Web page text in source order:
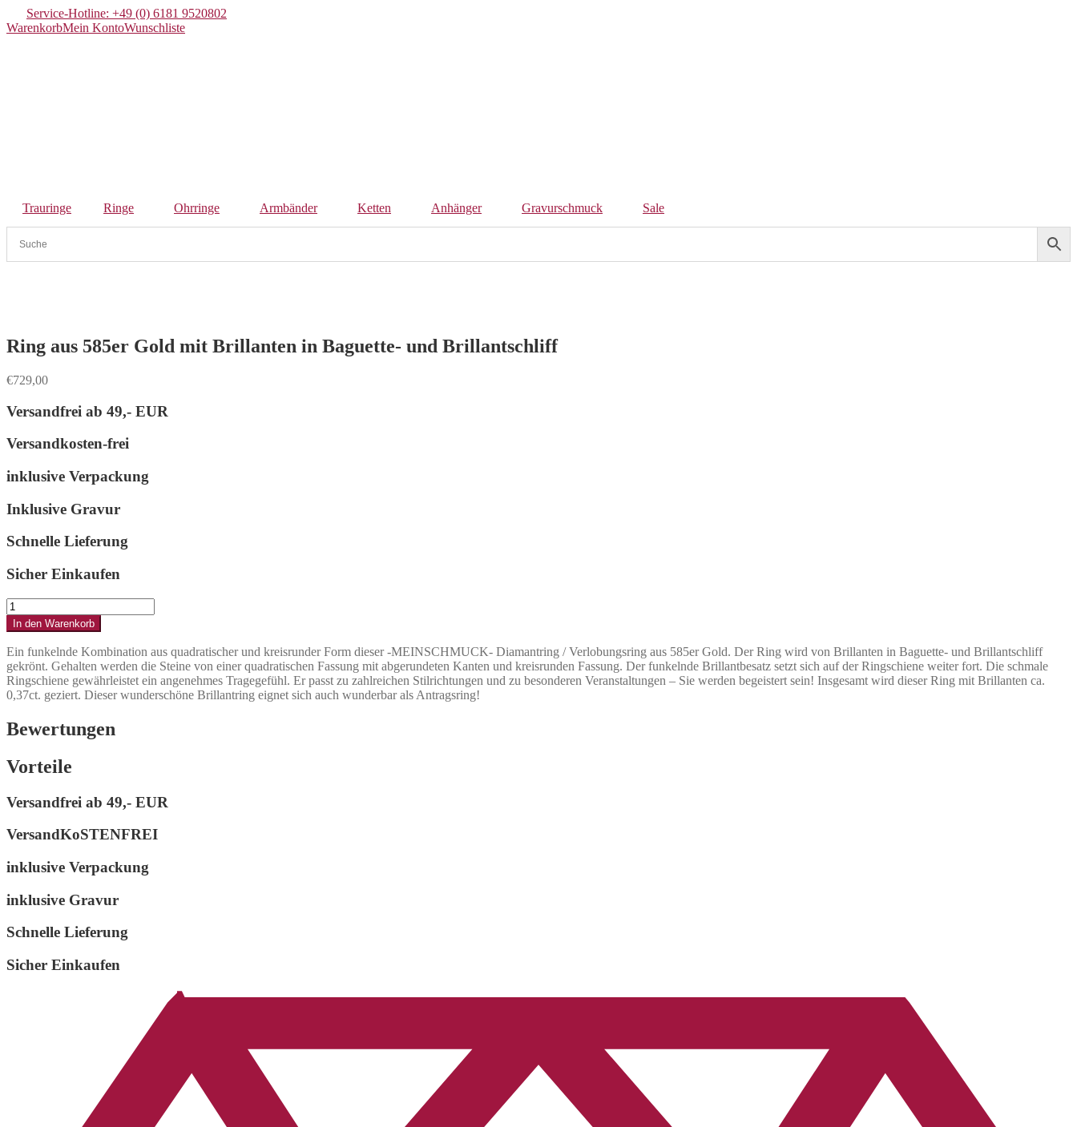
Service-Hotline: +49 (0) 6181 9520802
WarenkorbMein KontoWunschliste
Trauringe Ringe Ohrringe Armbänder Ketten Anhänger Gravurschmuck Sale
Ring aus 585er Gold mit Brillanten in Baguette- und Brillantschliff
€729,00
Versandfrei ab 49,- EUR
Versandkosten-frei
inklusive Verpackung
Inklusive Gravur
Schnelle Lieferung
Sicher Einkaufen
Ring
aus
585er
Gold
mit
Brillanten
in
Baguette-
und
Brillantschliff
In den Warenkorb
Ein funkelnde Kombination aus quadratischer und kreisrunder Form dieser -MEINSCHMUCK- Diamantring / Verlobungsring aus 585er Gold. Der Ring wird von Brillanten in Baguette- und Brillantschliff
gekrönt. Gehalten werden die Steine von einer quadratischen Fassung mit abgerundeten Kanten und kreisrunden Fassung. Der funkelnde Brillantbesatz setzt sich auf der Ringschiene weiter fort. Die schmale
Ringschiene gewährleistet ein angenehmes Tragegefühl. Er passt zu zahlreichen Stilrichtungen und zu besonderen Veranstaltungen – Sie werden begeistert sein! Insgesamt wird dieser Ring mit Brillanten ca.
0,37ct. geziert. Dieser wunderschöne Brillantring eignet sich auch wunderbar als Antragsring!
Bewertungen
Vorteile
Versandfrei ab 49,- EUR
VersandKoSTENFREI
inklusive Verpackung
inklusive Gravur
Schnelle Lieferung
Sicher Einkaufen